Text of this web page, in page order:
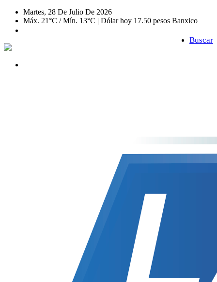
Martes, 28 De Julio De 2026
Máx. 21°C / Mín. 13°C | Dólar hoy 17.50 pesos Banxico
Buscar